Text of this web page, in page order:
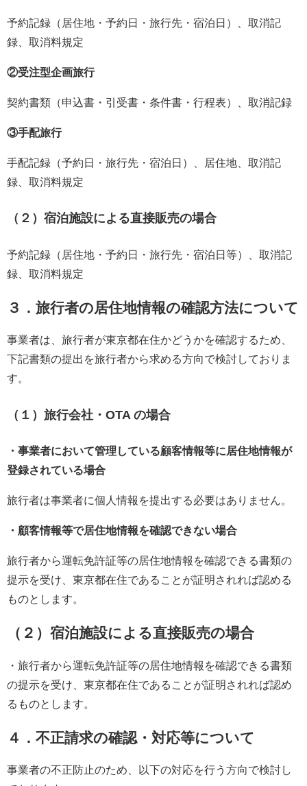
予約記録（居住地・予約日・旅行先・宿泊日）、取消記
録、取消料規定
②受注型企画旅行
契約書類（申込書・引受書・条件書・行程表）、取消記録
③手配旅行
手配記録（予約日・旅行先・宿泊日）、居住地、取消記
録、取消料規定
（２）宿泊施設による直接販売の場合
予約記録（居住地・予約日・旅行先・宿泊日等）、取消記
録、取消料規定
３．旅行者の居住地情報の確認方法について
事業者は、旅行者が東京都在住かどうかを確認するため、
下記書類の提出を旅行者から求める方向で検討しておりま
す。
（１）旅行会社・OTA の場合
・事業者において管理している顧客情報等に居住地情報が
登録されている場合
旅行者は事業者に個人情報を提出する必要はありません。
・顧客情報等で居住地情報を確認できない場合
旅行者から運転免許証等の居住地情報を確認できる書類の
提示を受け、東京都在住であることが証明されれば認める
ものとします。
（２）宿泊施設による直接販売の場合
・旅行者から運転免許証等の居住地情報を確認できる書類
の提示を受け、東京都在住であることが証明されれば認め
るものとします。
４．不正請求の確認・対応等について
事業者の不正防止のため、以下の対応を行う方向で検討し